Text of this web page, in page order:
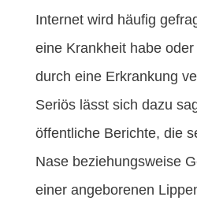
Internet wird häufig
eine Krankheit habe
durch eine Erkrankung
Seriös lässt sich dazu
öffentliche Berichte, die
Nase beziehungsweise
einer angeborenen